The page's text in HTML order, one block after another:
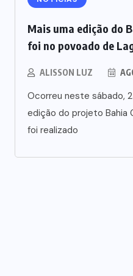
Mais uma edição do
foi no povoado de
ALISSON LUZ
Ocorreu neste sábado,
edição do projeto Bahia
foi realizado